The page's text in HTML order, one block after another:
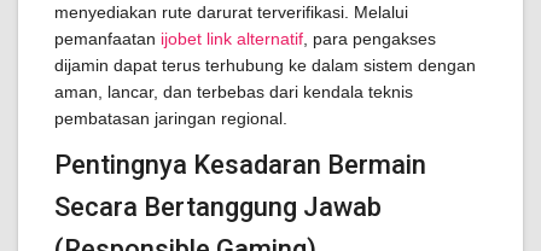
menyediakan rute darurat terverifikasi. Melalui
pemanfaatan ijobet link alternatif , para pengakses
dijamin dapat terus terhubung ke dalam sistem dengan
aman, lancar, dan terbebas dari kendala teknis
pembatasan jaringan regional.
Pentingnya Kesadaran Bermain
Secara Bertanggung Jawab